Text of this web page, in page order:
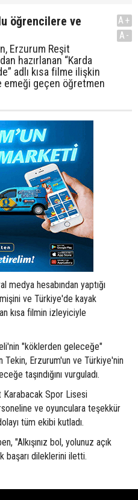
öğrencilere ve
Erzurum Reşit
hazırlanan “Karda
adlı kısa filme ilişkin
emeği geçen öğretmen
A+
A-
medya hesabından yaptığı
ve Türkiye'de kayak
kısa filmin izleyiciyle
"köklerden geleceğe"
Tekin, Erzurum'un ve Türkiye'nin
taşındığını vurguladı.
Spor Lisesi
ve oyunculara teşekkür
tüm ekibi kutladı.
"Alkışınız bol, yolunuz açık
başarı dileklerini iletti.